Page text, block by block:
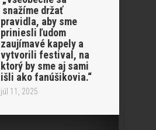
snažíme držať
pravidla, aby sme
priniesli ľudom
zaujímavé kapely a
vytvorili festival, na
ktorý by sme aj sami
išli ako fanúšikovia.“
júl 11, 2025